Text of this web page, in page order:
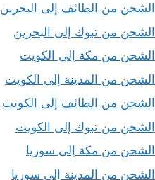
الشحن من الطائف إلى البحرين
الشحن من تبوك إلى البحرين
الشحن من مكة إلى الكويت
الشحن من المدينة إلى الكويت
الشحن من الطائف إلى الكويت
الشحن من تبوك إلى الكويت
الشحن من مكة إلى سوريا
الشحن من المدينة إلى سوريا